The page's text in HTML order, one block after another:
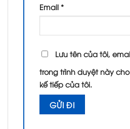
Email *
Lưu tên của tôi,
trong trình duyệt này
kế tiếp của tôi.